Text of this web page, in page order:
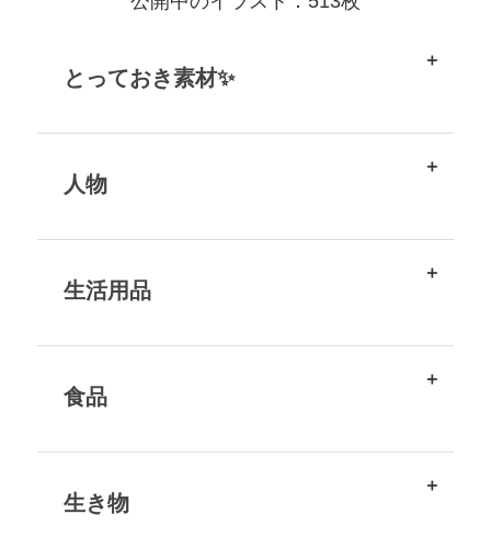
とっておき素材✨
人物
生活用品
食品
生き物